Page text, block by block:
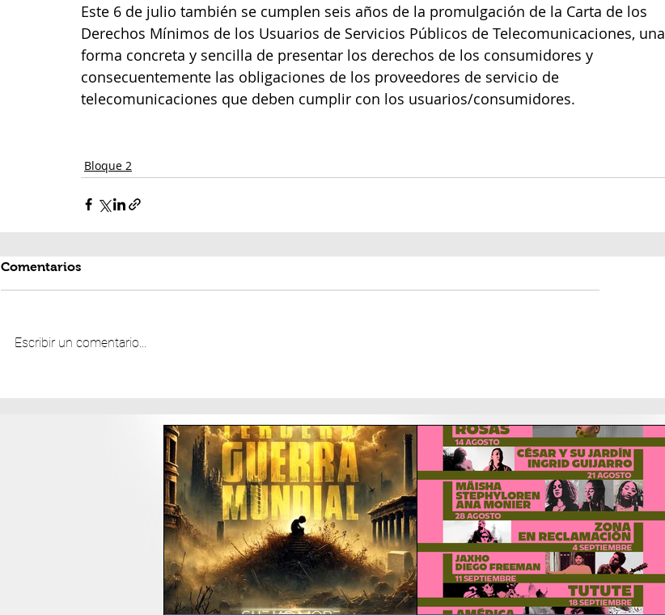
Este 6 de julio también se cumplen seis años de la promulgación de la Carta de los
Derechos Mínimos de los Usuarios de Servicios Públicos de Telecomunicaciones, una
forma concreta y sencilla de presentar los derechos de los consumidores y
consecuentemente las obligaciones de los proveedores de servicio de
telecomunicaciones que deben cumplir con los usuarios/consumidores.
Bloque 2
Comentarios
Escribir un comentario...